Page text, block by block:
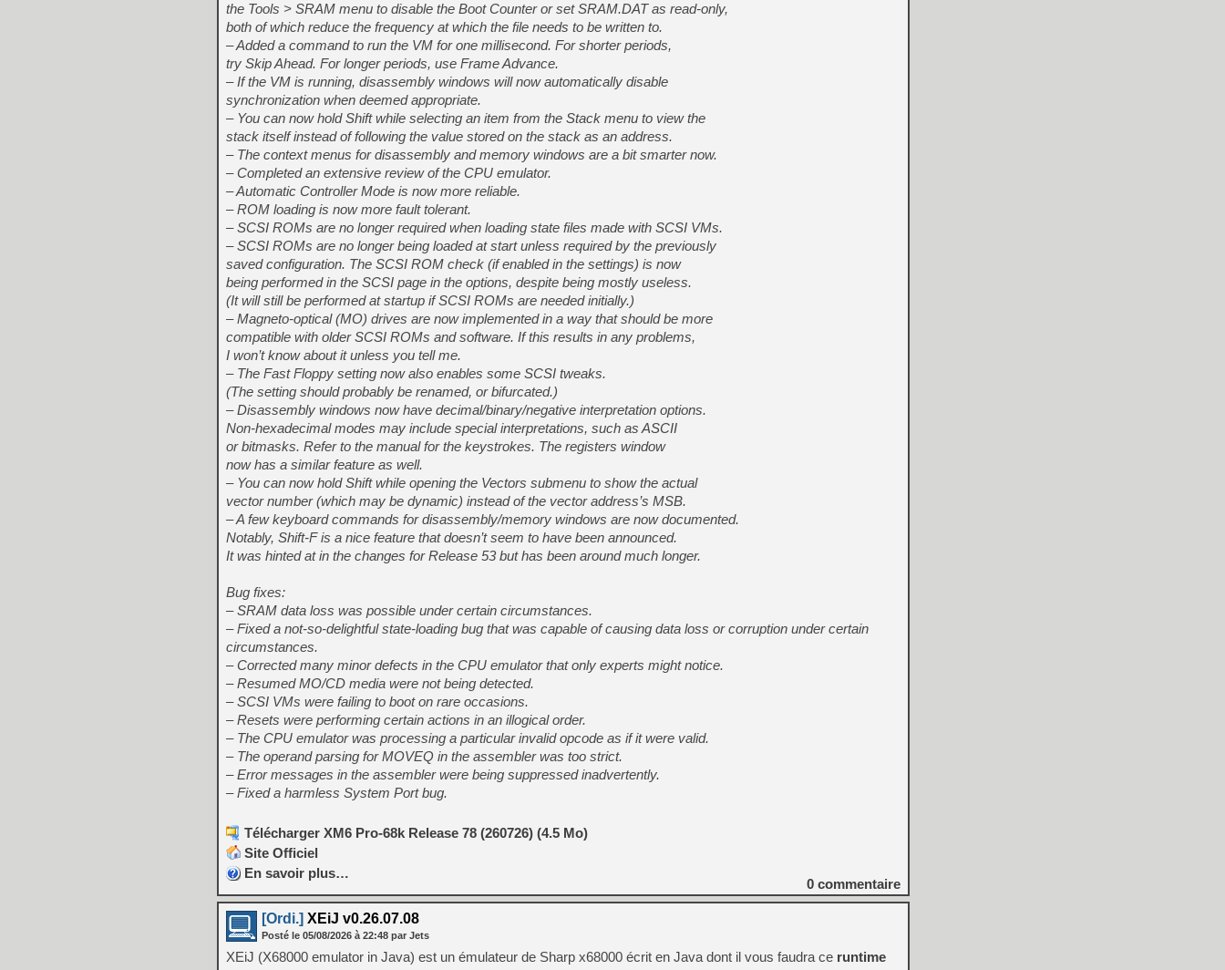
the Tools > SRAM menu to disable the Boot Counter or set SRAM.DAT as read-only,
both of which reduce the frequency at which the file needs to be written to.
– Added a command to run the VM for one millisecond. For shorter periods,
try Skip Ahead. For longer periods, use Frame Advance.
– If the VM is running, disassembly windows will now automatically disable
synchronization when deemed appropriate.
– You can now hold Shift while selecting an item from the Stack menu to view the
stack itself instead of following the value stored on the stack as an address.
– The context menus for disassembly and memory windows are a bit smarter now.
– Completed an extensive review of the CPU emulator.
– Automatic Controller Mode is now more reliable.
– ROM loading is now more fault tolerant.
– SCSI ROMs are no longer required when loading state files made with SCSI VMs.
– SCSI ROMs are no longer being loaded at start unless required by the previously
saved configuration. The SCSI ROM check (if enabled in the settings) is now
being performed in the SCSI page in the options, despite being mostly useless.
(It will still be performed at startup if SCSI ROMs are needed initially.)
– Magneto-optical (MO) drives are now implemented in a way that should be more
compatible with older SCSI ROMs and software. If this results in any problems,
I won’t know about it unless you tell me.
– The Fast Floppy setting now also enables some SCSI tweaks.
(The setting should probably be renamed, or bifurcated.)
– Disassembly windows now have decimal/binary/negative interpretation options.
Non-hexadecimal modes may include special interpretations, such as ASCII
or bitmasks. Refer to the manual for the keystrokes. The registers window
now has a similar feature as well.
– You can now hold Shift while opening the Vectors submenu to show the actual
vector number (which may be dynamic) instead of the vector address’s MSB.
– A few keyboard commands for disassembly/memory windows are now documented.
Notably, Shift-F is a nice feature that doesn’t seem to have been announced.
It was hinted at in the changes for Release 53 but has been around much longer.
Bug fixes:
– SRAM data loss was possible under certain circumstances.
– Fixed a not-so-delightful state-loading bug that was capable of causing data loss or corruption under certain
circumstances.
– Corrected many minor defects in the CPU emulator that only experts might notice.
– Resumed MO/CD media were not being detected.
– SCSI VMs were failing to boot on rare occasions.
– Resets were performing certain actions in an illogical order.
– The CPU emulator was processing a particular invalid opcode as if it were valid.
– The operand parsing for MOVEQ in the assembler was too strict.
– Error messages in the assembler were being suppressed inadvertently.
– Fixed a harmless System Port bug.
Télécharger XM6 Pro-68k Release 78 (260726) (4.5 Mo)
Site Officiel
En savoir plus…
0 commentaire
[Ordi.] XEiJ v0.26.07.08
Posté le 05/08/2026 à 22:48 par Jets
XEiJ (X68000 emulator in Java) est un émulateur de Sharp x68000 écrit en Java dont il vous faudra ce runtime